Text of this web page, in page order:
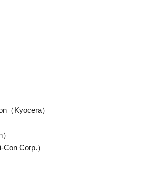
（Kyocera）
Corp.）